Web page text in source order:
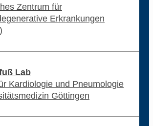
Zentrum für
Erkrankungen
Lab
Kardiologie und Pneumologie
Göttingen